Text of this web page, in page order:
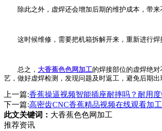
除此之外，虚焊还会增加后期的维护成本，带来
这时候维修，需要把机箱拆解开来，重新进行焊
总之， 大香蕉色色网加工的焊接部位的虚焊绝
艺，做好虚焊检测，发现问题及时返工，避免后期出
上一篇:香蕉操逼视频智能插座耐摔吗？耐用度
下一篇:高密齿CNC香蕉精品视频在线观看加
此文关键词： 大香蕉色色网加工
推荐资讯